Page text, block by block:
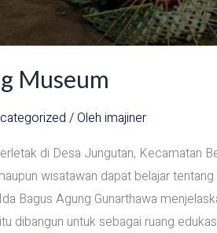
Museum
/ Oleh imajiner
di Desa Jungutan, Kecamatan
wisatawan dapat belajar
Bagus Agung Gunarthawa
dibangun untuk sebagai ruang